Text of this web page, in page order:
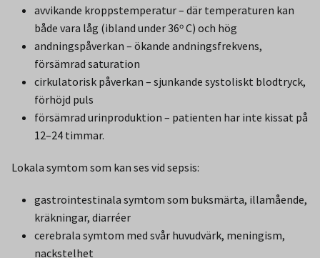
avvikande kroppstemperatur – där temperaturen kan
både vara låg (ibland under 36ᵒ C) och hög
andningspåverkan – ökande andningsfrekvens,
försämrad saturation
cirkulatorisk påverkan – sjunkande systoliskt blodtryck,
förhöjd puls
försämrad urinproduktion – patienten har inte kissat på
12–24 timmar.
Lokala symtom som kan ses vid sepsis:
gastrointestinala symtom som buksmärta, illamående,
kräkningar, diarréer
cerebrala symtom med svår huvudvärk, meningism,
nackstelhet